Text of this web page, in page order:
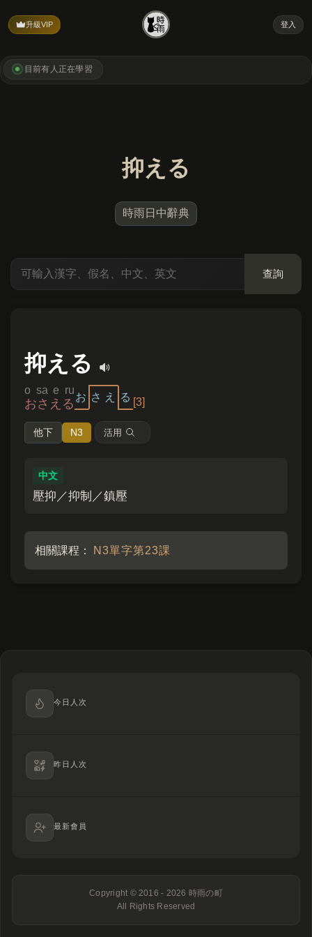
升級VIP 登入
目前有 人正在學習
抑える
時雨日中辭典
查詢
抑える
o sa e ru
おさえる お さ え る [3]
他下 N3 活用
中文
壓抑／抑制／鎮壓
相關課程： N3單字第23課
今日人次
昨日人次
最新會員
Copyright © 2016 - 2026 時雨の町
All Rights Reserved